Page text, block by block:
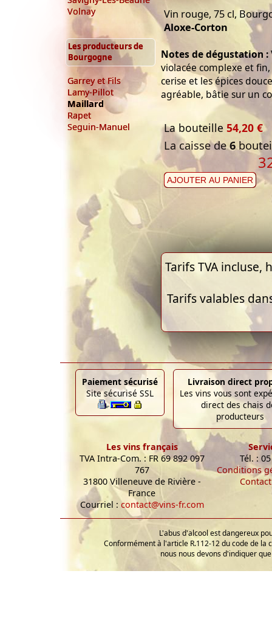
Volnay
Les producteurs de
Bourgogne
Garrey et Fils
Lamy-Pillot
Maillard
Rapet
Seguin-Manuel
Vin rouge, 75 cl,
Aloxe-Corton
Notes de dégustation :
violacée complexe et
cerise et les épices
agréable, bâtie sur un
La bouteille 54,20 €
La caisse de6
AJOUTER AU PANIER
Tarifs TVA
Tarifs valables
Paiement sécurisé
Site sécurisé SSL
Livraison direct
Les vins vous sont
direct des chais
producteurs
Les vins français
TVA Intra-Com. : FR 69 892 097
767
31800 Villeneuve de Rivière -
France
Courriel : contact@vins-fr.com
Tél. :
Conditions
Contact
L'abus d'alcool est dangereux
Conformément à l'article R.112-12 du code de la
nous nous devons d'indiquer